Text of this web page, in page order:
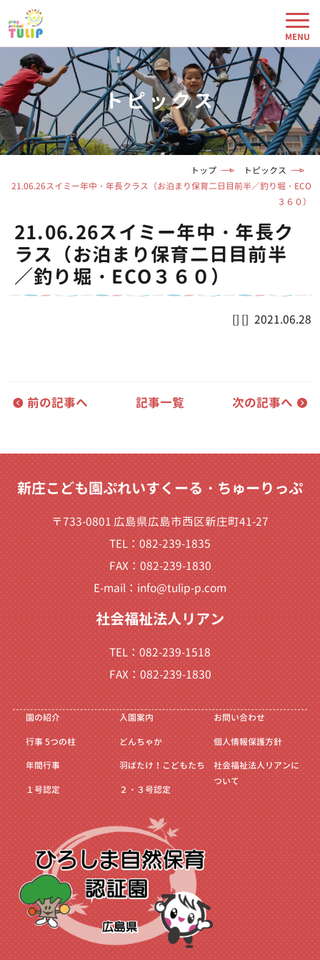
トピックス
トップ
トピックス
21.06.26スイミー年中・年長クラス（お泊まり保育二日目前半／釣り堀・ECO
３６０）
21.06.26スイミー年中・年長ク
ラス（お泊まり保育二日目前半
／釣り堀・ECO３６０）
2021.06.28
前の記事へ 記事一覧 次の記事へ
新庄こども園ぷれいすくーる・ちゅーりっぷ
〒733-0801 広島県広島市西区新庄町41-27
TEL：082-239-1835
FAX：082-239-1830
E-mail： info@tulip-p.com
社会福祉法人リアン
TEL：082-239-1518
FAX：082-239-1830
園の紹介
行事5つの柱
年間行事
１号認定
入園案内
どんちゃか
羽ばたけ！こどもたち
２・３号認定
お問い合わせ
個人情報保護方針
社会福祉法人リアンに
ついて